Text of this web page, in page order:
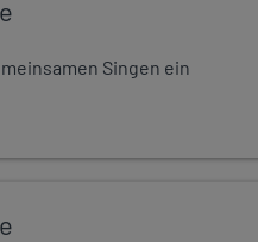
Singen ein